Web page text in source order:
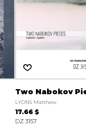
Two Nabokov
LYONS Matthew
17.66 $
DZ 3157